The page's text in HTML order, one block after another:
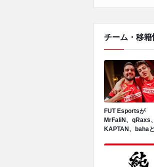
チーム・移
FUT Esportsが
MrFaliN、qRaxs
KAPTAN、baha
KAPTANは競技
ら引退を表明